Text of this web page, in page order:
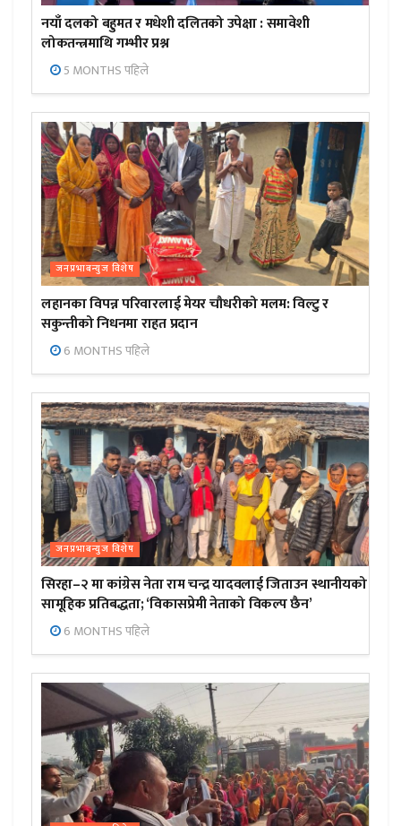
नयाँ दलको बहुमत र मधेशी दलितको उपेक्षा : समावेशी
लोकतन्त्रमाथि गम्भीर प्रश्न
5 MONTHS पहिले
जनप्रभाबन्युज विशेष
लहानका विपन्न परिवारलाई मेयर चौधरीको मलम: विल्टु र
सकुन्तीको निधनमा राहत प्रदान
6 MONTHS पहिले
जनप्रभाबन्युज विशेष
सिरहा–२ मा कांग्रेस नेता राम चन्द्र यादवलाई जिताउन स्थानीयको
सामूहिक प्रतिबद्धता; ‘विकासप्रेमी नेताको विकल्प छैन’
6 MONTHS पहिले